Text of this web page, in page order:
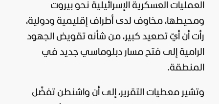
العمليات العسكرية الإسرائيلية نحو بيروت
ومحيطها، مخاوف لدى أطراف إقليمية ودولية،
رأت أن أيّ تصعيد كبير، من شأنه تقويض الجهود
الرامية إلى فتح مسار دبلوماسي جديد في
المنطقة.
وتشير معطيات التقرير، إلى أن واشنطن تفضّل